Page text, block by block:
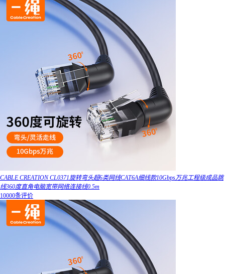
CABLE CREATION CL0371旋转弯头超6类网线CAT6A细线款10Gbps万兆工程级成品跳
线360度直角电脑宽带网络连接线0.5m
10000条评价